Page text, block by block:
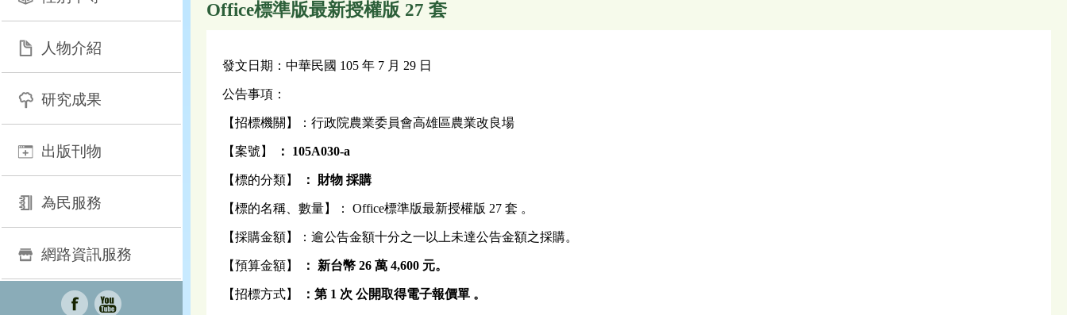
人物介紹
研究成果
出版刊物
為民服務
網路資訊服務
Office標準版最新授權版 27 套
發文日期：中華民國 105 年 7 月 29 日
公告事項：
【招標機關】：行政院農業委員會高雄區農業改良場
【案號】 ： 105A030-a
【標的分類】 ： 財物 採購
【標的名稱、數量】： Office標準版最新授權版 27 套 。
【採購金額】：逾公告金額十分之一以上未達公告金額之採購。
【預算金額】 ： 新台幣 26 萬 4,600 元。
【招標方式】 ：第 1 次 公開取得電子報價單 。